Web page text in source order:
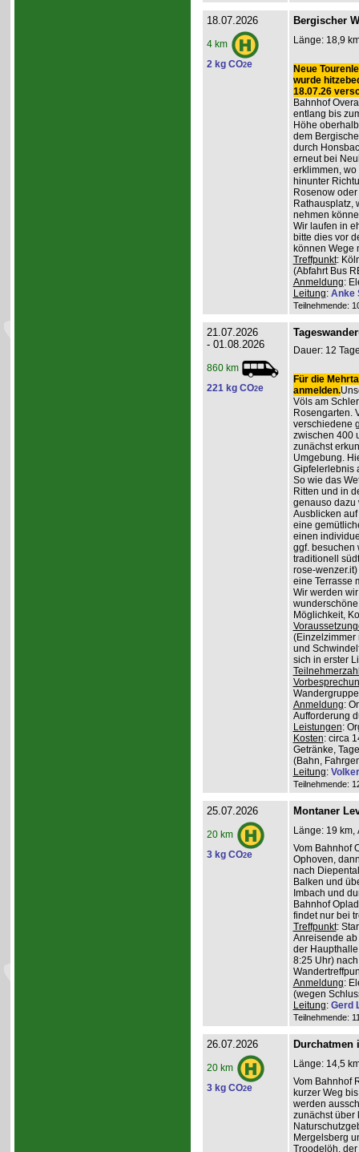
18.07.2026
4 km
2 kg CO2e
Bergischer
Länge: 18,9
Neue
wurde
18.07.26
Bahnhof
entlang bis
Höhe
dem
durch
erneut bei
erklimmen,
hinunter
Rosenow
Rathausplatz,
nehmen
Wir laufen in
bitte dies vor
können Wege
Treffpunkt:
(Abfahrt Bus
Anmeldung:
Leitung: Anke
Teilnehmende:
21.07.2026
- 01.08.2026
860 km
221 kg CO2e
Dauer: 12
Für die
anmelden.
Völs am
Rosengarten.
verschiedene
zwischen 400
zunächst
Umgebung.
Gipfelerlebnis
So wie das
Ritten und in
genauso dazu
Ausblicken
eine
einen
ggf. besuchen
traditionell
rose-
eine Terrasse
Wir werden
Möglichkeit,
(Einzelzimmer
und
sich in erster
Anmeldung:
Aufforderung
Leistungen:
Kosten: circa
Getränke,
(Bahn,
Leitung:
Teilnehmende:
25.07.2026
20 km
3 kg CO2e
Montaner
Länge: 19 km,
Vom Bahnhof
Ophoven,
nach
Balken und
Imbach und
Bahnhof
findet nur bei
Treffpunkt:
Anreisende
der
8:25 Uhr)
Anmeldung:
(wegen
Leitung: Gerd
Teilnehmende:
26.07.2026
20 km
3 kg CO2e
Durchatmen
Länge: 14,5
Vom Bahnhof
kurzer Weg
werden
zunächst über
Mergelsberg
Troodelöh,